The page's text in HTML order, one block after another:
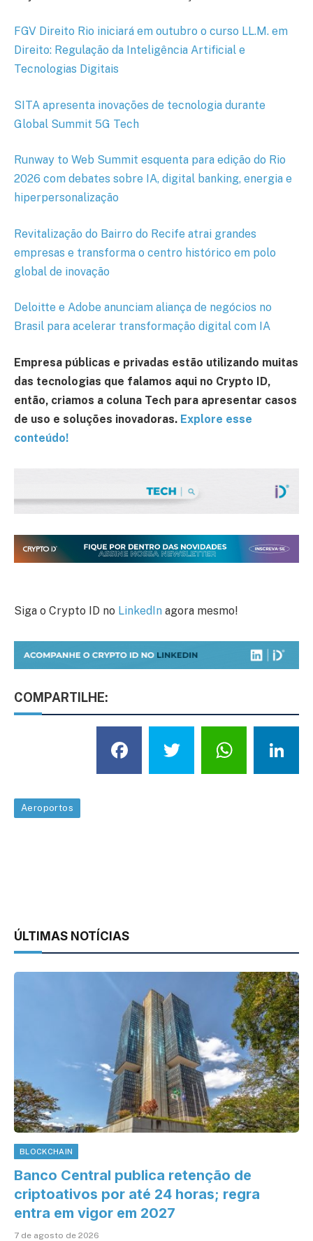
FGV Direito Rio iniciará em outubro o curso LL.M. em
Direito: Regulação da Inteligência Artificial e
Tecnologias Digitais
SITA apresenta inovações de tecnologia durante
Global Summit 5G Tech
Runway to Web Summit esquenta para edição do Rio
2026 com debates sobre IA, digital banking, energia e
hiperpersonalização
Revitalização do Bairro do Recife atrai grandes
empresas e transforma o centro histórico em polo
global de inovação
Deloitte e Adobe anunciam aliança de negócios no
Brasil para acelerar transformação digital com IA
Empresa públicas e privadas estão utilizando muitas
das tecnologias que falamos aqui no Crypto ID,
então, criamos a coluna Tech para apresentar casos
de uso e soluções inovadoras. Explore esse
conteúdo!
Siga o Crypto ID no LinkedIn agora mesmo!
COMPARTILHE:
Facebook
Twitter
Aeroportos
ÚLTIMAS NOTÍCIAS
BLOCKCHAIN
Banco Central publica retenção de
criptoativos por até 24 horas; regra
entra em vigor em 2027
7 de agosto de 2026